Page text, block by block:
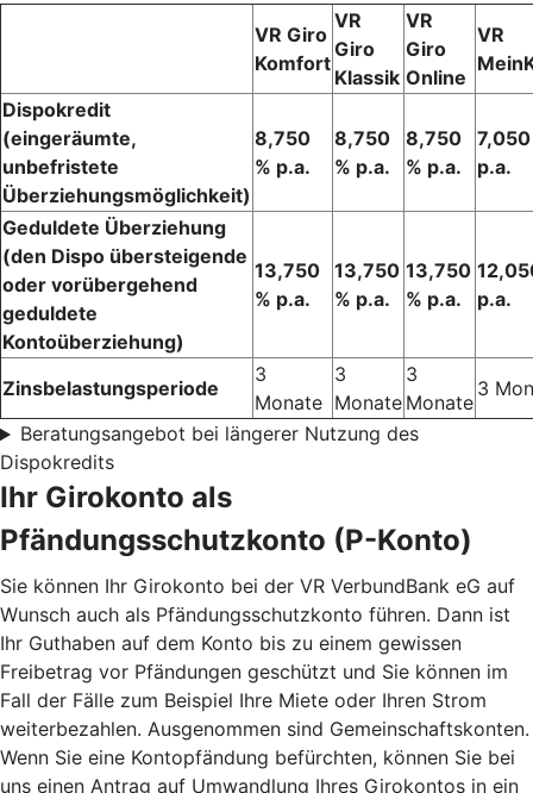
VR Giro
Komfort
VR
Giro
Klassik
VR
Giro
Online
VR
Dispokredit
(eingeräumte,
unbefristete
Überziehungsmöglichkeit)
8,750
% p.a.
8,750
% p.a.
8,750
% p.a.
7,050
p.a.
Geduldete Überziehung
(den Dispo übersteigende
oder vorübergehend
geduldete
Kontoüberziehung)
13,750
% p.a.
13,750
% p.a.
13,750
% p.a.
p.a.
Zinsbelastungsperiode
3
Monate
3
Monate
3
Monate
3
Beratungsangebot bei längerer Nutzung des
Dispokredits
Ihr Girokonto als
Pfändungsschutzkonto (P-Konto)
Sie können Ihr Girokonto bei der VR VerbundBank eG auf
Wunsch auch als Pfändungsschutzkonto führen. Dann ist
Ihr Guthaben auf dem Konto bis zu einem gewissen
Freibetrag vor Pfändungen geschützt und Sie können im
Fall der Fälle zum Beispiel Ihre Miete oder Ihren Strom
weiterbezahlen. Ausgenommen sind Gemeinschaftskonten.
Wenn Sie eine Kontopfändung befürchten, können Sie bei
uns einen Antrag auf Umwandlung Ihres Girokontos in ein